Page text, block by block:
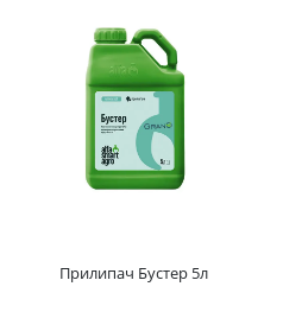
Прилипач Бустер 5л